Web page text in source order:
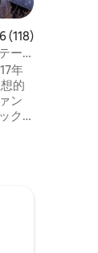
ー118件、5つ
(118)
ー
年
的
ン
ク
さ
ー
、
ポ